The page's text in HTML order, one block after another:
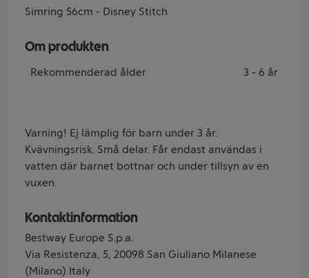
Simring 56cm - Disney Stitch
Om produkten
Rekommenderad ålder 3 - 6 år
Varning! Ej lämplig för barn under 3 år.
Kvävningsrisk. Små delar. Får endast användas i
vatten där barnet bottnar och under tillsyn av en
vuxen.
Kontaktinformation
Bestway Europe S.p.a.
Via Resistenza, 5, 20098 San Giuliano Milanese
(Milano) Italy